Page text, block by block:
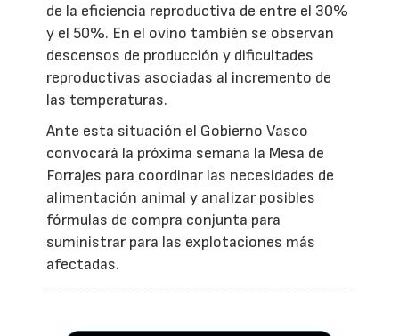
de la eficiencia reproductiva de entre el 30%
y el 50%. En el ovino también se observan
descensos de producción y dificultades
reproductivas asociadas al incremento de
las temperaturas.
Ante esta situación el Gobierno Vasco
convocará la próxima semana la Mesa de
Forrajes para coordinar las necesidades de
alimentación animal y analizar posibles
fórmulas de compra conjunta para
suministrar para las explotaciones más
afectadas.